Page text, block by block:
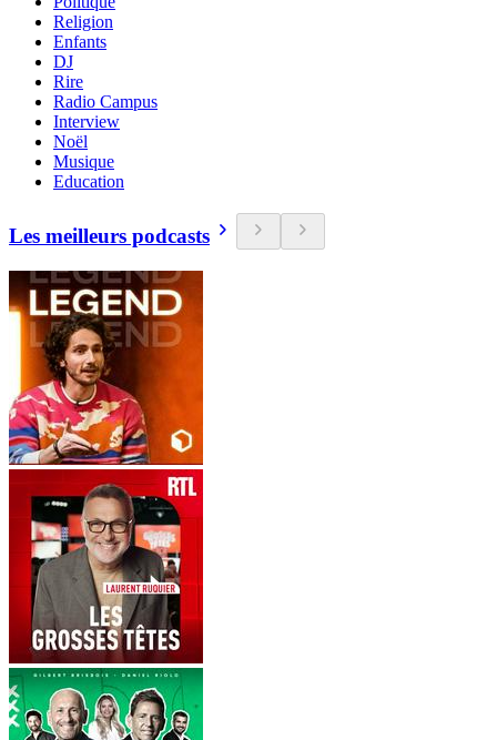
Religion
Enfants
DJ
Rire
Radio Campus
Interview
Noël
Musique
Education
Les meilleurs podcasts